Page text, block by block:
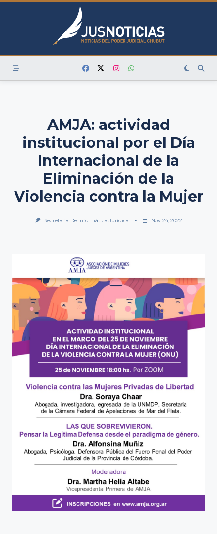
Skip
AMJA: actividad
institucional por el Día
Internacional de la
Eliminación de la
Violencia contra la Mujer
Secretaría De Informática Jurídica Nov 24, 2022